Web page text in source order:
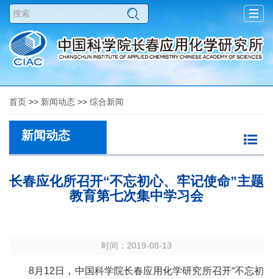
首页 >> 新闻动态 >> 综合新闻
新闻动态
长春应化所召开“不忘初心、牢记使命”主题
教育第七次集中学习会
时间：2019-08-13
8月12日，中国科学院长春应用化学研究所召开“不忘初